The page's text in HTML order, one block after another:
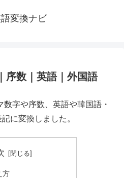
変換ナビ
序数｜英語｜外国語
字や序数、英語や韓国語・
に変換しました。
方